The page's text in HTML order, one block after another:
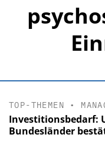
TOP-THEMEN •
Investitionsbedarf:
Bundesländer